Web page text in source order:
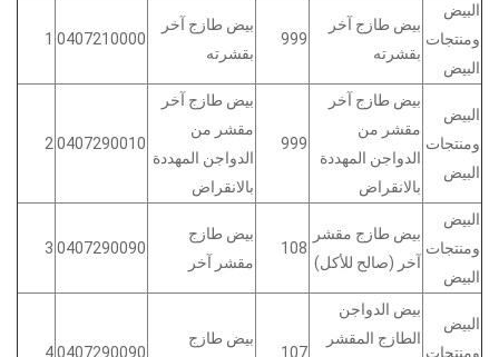
1 0407210000
بيض طازج آخر
بقشرته
999
بيض طازج آخر
بقشرته
البيض
ومنتجات
البيض
2 0407290010
بيض طازج آخر
مقشر من
الدواجن المهددة
بالانقراض
999
بيض طازج آخر
مقشر من
الدواجن المهددة
بالانقراض
البيض
ومنتجات
البيض
3 0407290090
بيض طازج
مقشر آخر
108
بيض طازج مقشر
آخر (صالح للأكل)
البيض
ومنتجات
البيض
40407290090
بيض طازج
107
بيض الدواجن
الطازج المقشر
البيض
ومنتجات